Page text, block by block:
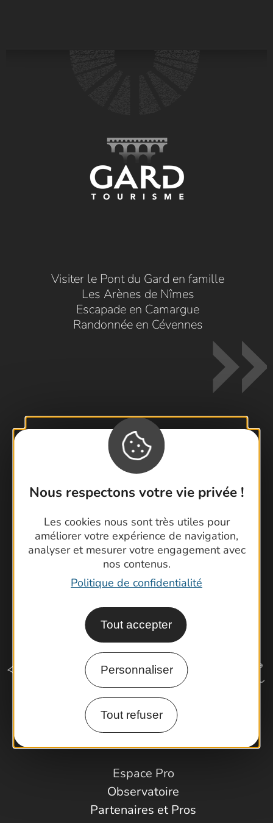
Nous respectons votre vie privée !
Les cookies nous sont très utiles pour
améliorer votre expérience de navigation,
analyser et mesurer votre engagement avec
nos contenus.
Politique de confidentialité
Tout accepter
Personnaliser
Tout refuser
Visiter le Pont du Gard en famille
Les Arènes de Nîmes
Escapade en Camargue
Randonnée en Cévennes
Contactez-nous !
Foire aux questions
Brochures
Latitude Gard
Comment venir ?
Espace Pro
Observatoire
Partenaires et Pros